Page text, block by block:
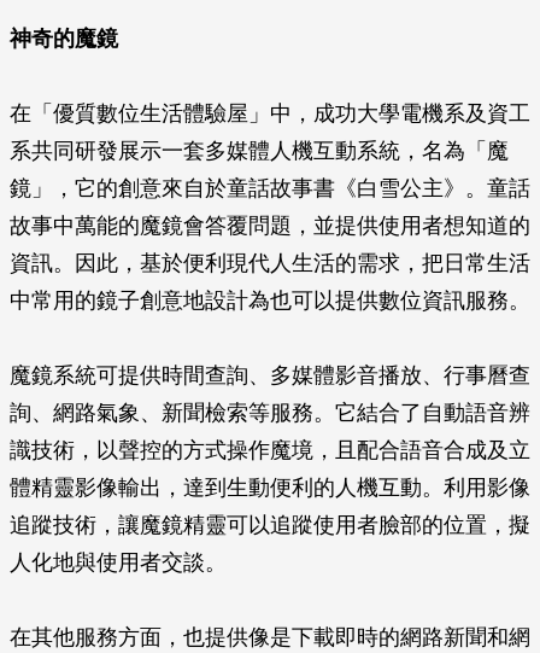
神奇的魔鏡
在「優質數位生活體驗屋」中，成功大學電機系及資工
系共同研發展示一套多媒體人機互動系統，名為「魔
鏡」，它的創意來自於童話故事書《白雪公主》。童話
故事中萬能的魔鏡會答覆問題，並提供使用者想知道的
資訊。因此，基於便利現代人生活的需求，把日常生活
中常用的鏡子創意地設計為也可以提供數位資訊服務。
魔鏡系統可提供時間查詢、多媒體影音播放、行事曆查
詢、網路氣象、新聞檢索等服務。它結合了自動語音辨
識技術，以聲控的方式操作魔境，且配合語音合成及立
體精靈影像輸出，達到生動便利的人機互動。利用影像
追蹤技術，讓魔鏡精靈可以追蹤使用者臉部的位置，擬
人化地與使用者交談。
在其他服務方面，也提供像是下載即時的網路新聞和網